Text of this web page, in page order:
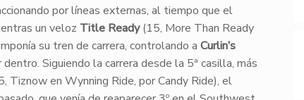
por líneas externas, al tiempo que el
un veloz Title Ready(15, More Than Ready
su tren de carrera, controlando a Curlin’s
Siguiendo la carrera desde la 5ª casilla, más
Tiznow en Wynning Ride, por Candy Ride), el